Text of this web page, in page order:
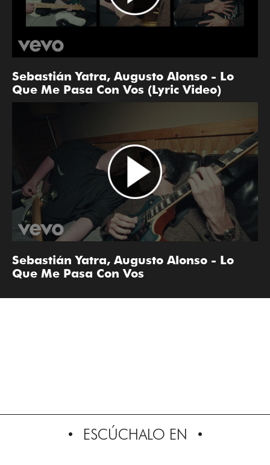
Sebastián Yatra, Augusto Alonso - Lo
Que Me Pasa Con Vos (Lyric Video)
Sebastián Yatra, Augusto Alonso - Lo
Que Me Pasa Con Vos
ESCÚCHALO EN